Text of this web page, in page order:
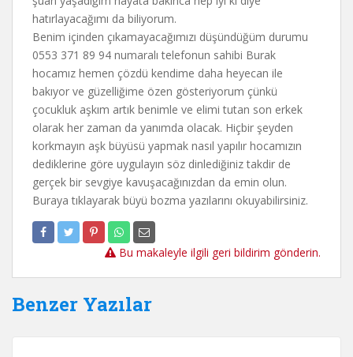
hatırlayacağımı da biliyorum.
Benim içinden çıkamayacağımızı düşündüğüm durumu
0553 371 89 94 numaralı telefonun sahibi Burak
hocamız hemen çözdü kendime daha heyecan ile
bakıyor ve güzelliğime özen gösteriyorum çünkü
çocukluk aşkım artık benimle ve elimi tutan son erkek
olarak her zaman da yanımda olacak. Hiçbir şeyden
korkmayın aşk büyüsü yapmak nasıl yapılır hocamızın
dediklerine göre uygulayın söz dinlediğiniz takdir de
gerçek bir sevgiye kavuşacağınızdan da emin olun.
Buraya tıklayarak büyü bozma yazılarını okuyabilirsiniz.
Bu makaleyle ilgili geri bildirim gönderin.
Benzer Yazılar